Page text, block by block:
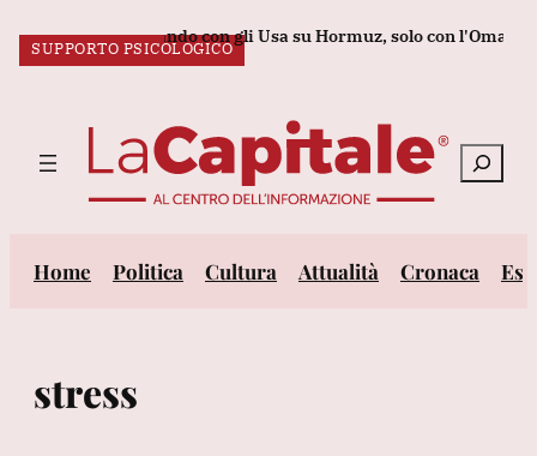
ULTIM’ORA:
negoziando con gli Usa su Hormuz, solo con l'Oman'
Cerca
Home Politica Cultura Attualità Cronaca
stress
IL LAVORO DEI SOGNI
SUPPORTO PSICOLOGICO